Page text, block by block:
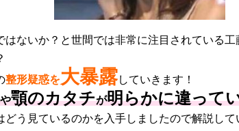
はないか？と世間では非常に注目されている工
整形疑惑を大暴露していきます！
や顎のカタチが明らかに違って
どう見ているのかを入手しましたので解説して